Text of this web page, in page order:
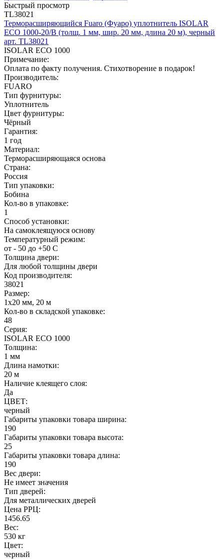
Быстрый просмотр
TL38021
Терморасширяющийся Fuaro (Фуаро) уплотнитель ISOLAR
ECO 1000-20/B (толщ. 1 мм, шир. 20 мм, длина 20 м), черный
арт. TL38021
ISOLAR ECO 1000
Примечание:
Оплата по факту получения. Стихотворение в подарок!
Производитель:
FUARO
Тип фурнитуры:
Уплотнитель
Цвет фурнитуры:
Чёрный
Гарантия:
1 год
Материал:
Терморасширяющаяся основа
Страна:
Россия
Тип упаковки:
Бобина
Кол-во в упаковке:
1
Способ установки:
На самоклеящуюся основу
Температурный режим:
от - 50 до +50 С
Толщина двери:
Для любой толщины двери
Код производителя:
38021
Размер:
1х20 мм, 20 м
Кол-во в складской упаковке:
48
Серия:
ISOLAR ECO 1000
Толщина:
1 мм
Длина намотки:
20 м
Наличие клеящего слоя:
Да
ЦВЕТ:
черный
Габариты упаковки товара ширина:
190
Габариты упаковки товара высота:
25
Габариты упаковки товара длина:
190
Вес двери:
Не имеет значения
Тип дверей:
Для металлических дверей
Цена РРЦ:
1456.65
Вес:
530 кг
Цвет:
черный